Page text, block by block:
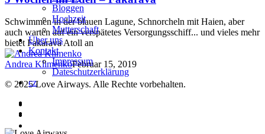
Bloggen
Hochzeit
Mutterschaft
Über uns
Kontakt
Impressum
Dateschutzerklärung
cz
Eden
–
Fakarava
Schwimmen in der blauen Lagune, Schnorcheln mit Haien, aber
auch warten auf ein verspätetes Versorgungsschiff... und vieles mehr
bietet Fakarava Atoll an
Andrea KlimenkoFebruar 15, 2019
© 2025 Love Airways. Alle Rechte vorbehalten.